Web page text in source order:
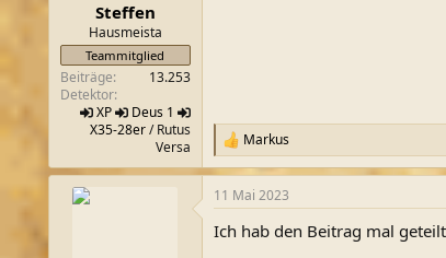
Steffen
Hausmeista
Teammitglied
Beiträge
13.253
Detektor
XP
Deus 1
X35-28er/ Rutus
Versa
R
e
a
k
i
Markus
11 Mai 2023
Ich hab den Beitrag mal